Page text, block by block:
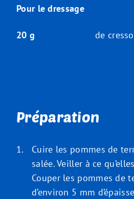
Pour le dressage
20 g de
Préparation
Cuire les pommes de
salée. Veiller à ce
Couper les pommes de
d’environ 5 mm